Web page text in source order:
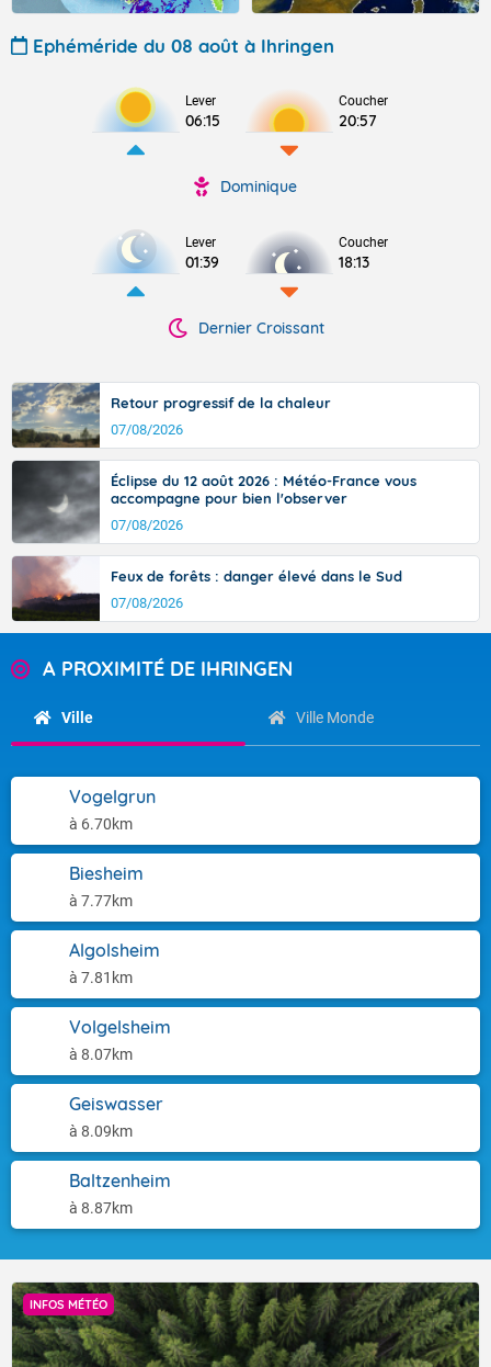
Ephéméride du 08 août à Ihringen
Lever
06:15
Coucher
20:57
Dominique
Lever
01:39
Coucher
18:13
Dernier Croissant
Retour progressif de la chaleur
07/08/2026
Éclipse du 12 août 2026 : Météo-France vous
accompagne pour bien l'observer
07/08/2026
Feux de forêts : danger élevé dans le Sud
07/08/2026
A PROXIMITÉ DE IHRINGEN
Ville Ville Monde
Vogelgrun
à 6.70km
Biesheim
à 7.77km
Algolsheim
à 7.81km
Volgelsheim
à 8.07km
Geiswasser
à 8.09km
Baltzenheim
à 8.87km
INFOS MÉTÉO